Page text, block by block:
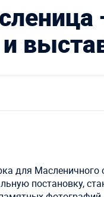
для
постановку,